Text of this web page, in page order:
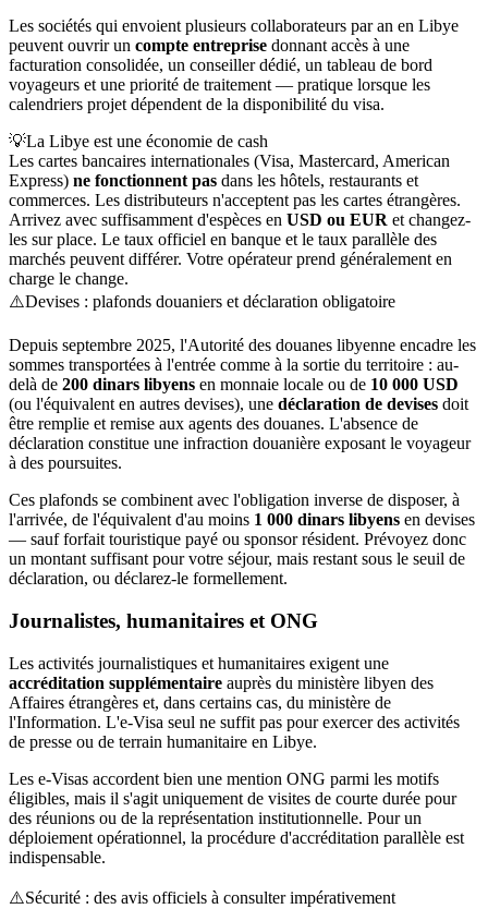
Les sociétés qui envoient plusieurs collaborateurs par an en Libye
peuvent ouvrir un compte entreprise donnant accès à une
facturation consolidée, un conseiller dédié, un tableau de bord
voyageurs et une priorité de traitement — pratique lorsque les
calendriers projet dépendent de la disponibilité du visa.
💡La Libye est une économie de cash
Les cartes bancaires internationales (Visa, Mastercard, American
Express) ne fonctionnent pas dans les hôtels, restaurants et
commerces. Les distributeurs n'acceptent pas les cartes étrangères.
Arrivez avec suffisamment d'espèces en USD ou EUR et changez-
les sur place. Le taux officiel en banque et le taux parallèle des
marchés peuvent différer. Votre opérateur prend généralement en
charge le change.
⚠️Devises : plafonds douaniers et déclaration obligatoire
Depuis septembre 2025, l'Autorité des douanes libyenne encadre les
sommes transportées à l'entrée comme à la sortie du territoire : au-
delà de 200 dinars libyens en monnaie locale ou de 10 000 USD
(ou l'équivalent en autres devises), une déclaration de devises doit
être remplie et remise aux agents des douanes. L'absence de
déclaration constitue une infraction douanière exposant le voyageur
à des poursuites.
Ces plafonds se combinent avec l'obligation inverse de disposer, à
l'arrivée, de l'équivalent d'au moins 1 000 dinars libyens en devises
— sauf forfait touristique payé ou sponsor résident. Prévoyez donc
un montant suffisant pour votre séjour, mais restant sous le seuil de
déclaration, ou déclarez-le formellement.
Journalistes, humanitaires et ONG
Les activités journalistiques et humanitaires exigent une
accréditation supplémentaire auprès du ministère libyen des
Affaires étrangères et, dans certains cas, du ministère de
l'Information. L'e-Visa seul ne suffit pas pour exercer des activités
de presse ou de terrain humanitaire en Libye.
Les e-Visas accordent bien une mention ONG parmi les motifs
éligibles, mais il s'agit uniquement de visites de courte durée pour
des réunions ou de la représentation institutionnelle. Pour un
déploiement opérationnel, la procédure d'accréditation parallèle est
indispensable.
⚠️Sécurité : des avis officiels à consulter impérativement